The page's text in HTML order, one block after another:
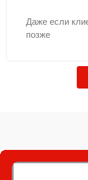
Даже если
позже